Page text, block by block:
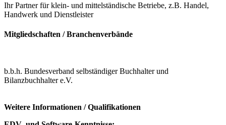
Ihr Partner für klein- und mittelständische Betriebe, z.B. Handel,
Handwerk und Dienstleister
Mitgliedschaften / Branchenverbände
b.b.h. Bundesverband selbständiger Buchhalter und
Bilanzbuchhalter e.V.
Weitere Informationen / Qualifikationen